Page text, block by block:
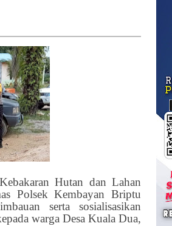
Hutan dan Lahan
Polsek Kembayan Briptu
serta sosialisasikan
warga Desa Kuala Dua,